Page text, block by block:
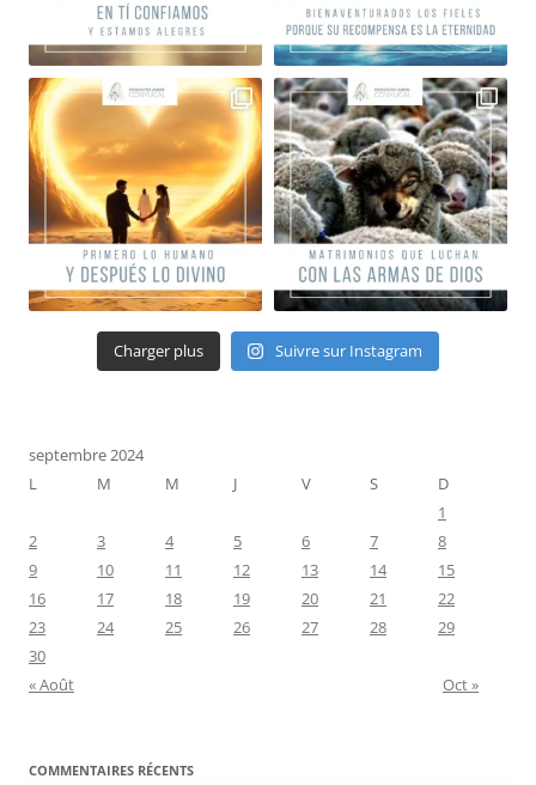
Charger plus Suivre sur Instagram
septembre 2024
L
M M J V S
D
1
2
3 4 5 6 7
8
9
10 11 12 13 14
15
16
17 18 19 20 21
22
23
24 25 26 27 28
29
30
« Août
Oct »
COMMENTAIRES RÉCENTS